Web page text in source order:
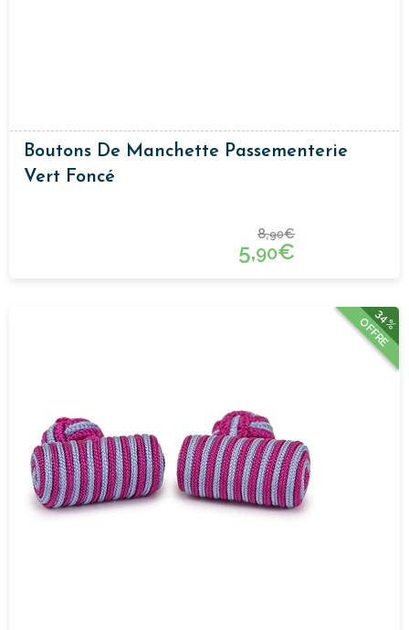
Boutons De Manchette Passementerie
Vert Foncé
8,90€
5,90€
34%
OFFRE